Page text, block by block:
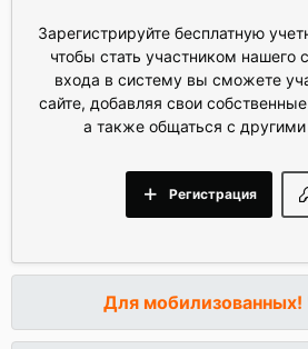
Зарегистрируйте бесплатную
чтобы стать участником нашего
входа в систему вы сможете
сайте, добавляя свои
а также общаться с
Регистрация
Для мобилизованных!